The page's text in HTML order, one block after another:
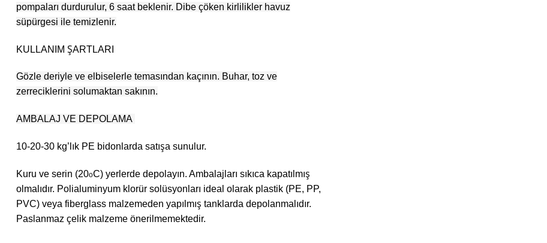
pompaları durdurulur, 6 saat beklenir. Dibe çöken kirlilikler havuz
süpürgesi ile temizlenir.
KULLANIM ŞARTLARI
Gözle deriyle ve elbiselerle temasından kaçının. Buhar, toz ve
zerreciklerini solumaktan sakının.
AMBALAJ VE DEPOLAMA
10-20-30 kg’lık PE bidonlarda satışa sunulur.
Kuru ve serin (20oC) yerlerde depolayın. Ambalajları sıkıca kapatılmış
olmalıdır. Polialuminyum klorür solüsyonları ideal olarak plastik (PE, PP,
PVC) veya fiberglass malzemeden yapılmış tanklarda depolanmalıdır.
Paslanmaz çelik malzeme önerilmemektedir.